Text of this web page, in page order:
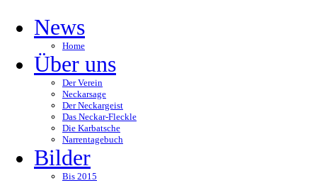
News
Home
Über uns
Der Verein
Neckarsage
Der Neckargeist
Das Neckar-Fleckle
Die Karbatsche
Narrentagebuch
Bilder
Bis 2015